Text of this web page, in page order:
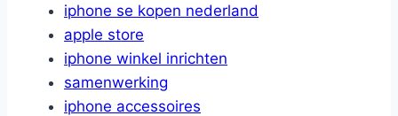
iphone se kopen nederland
apple store
iphone winkel inrichten
samenwerking
iphone accessoires